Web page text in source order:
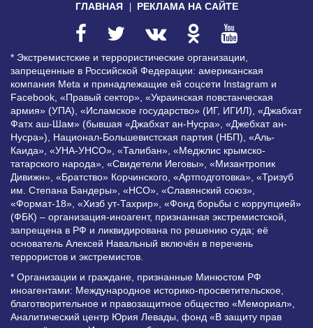
ГЛАВНАЯ РЕКЛАМА НА САЙТЕ
* Экстремистские и террористические организации,
запрещенные в Российской Федерации: американская
компания Meta и принадлежащие ей соцсети Instagram и
Facebook, «Правый сектор», «Украинская повстанческая
армия» (УПА), «Исламское государство» (ИГ, ИГИЛ), «Джабхат
Фатх аш-Шам» (бывшая «Джабхат ан-Нусра», «Джебхат ан-
Нусра»), Национал-Большевистская партия (НБП), «Аль-
Каида», «УНА-УНСО», «Талибан», «Меджлис крымско-
татарского народа», «Свидетели Иеговы», «Мизантропик
Дивижн», «Братство» Корчинского, «Артподготовка», «Тризуб
им. Степана Бандеры», «НСО», «Славянский союз»,
«Формат-18», «Хизб ут-Тахрир», «Фонд борьбы с коррупцией»
(ФБК) – организация-иноагент, признанная экстремистской,
запрещена в РФ и ликвидирована по решению суда; её
основатель Алексей Навальный включён в перечень
террористов и экстремистов.
* Организации и граждане, признанные Минюстом РФ
иноагентами: Международное историко-просветительское,
благотворительное и правозащитное общество «Мемориал»,
Аналитический центр Юрия Левады, фонд «В защиту прав